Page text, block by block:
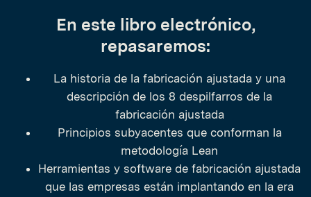
En este libro electrónico,
repasaremos:
La historia de la fabricación ajustada y una
descripción de los 8 despilfarros de la
fabricación ajustada
Principios subyacentes que conforman la
metodología Lean
Herramientas y software de fabricación ajustada
que las empresas están implantando en la era